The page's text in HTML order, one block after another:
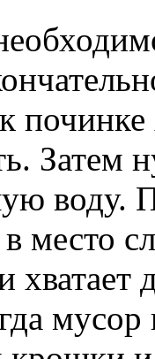
Затем
в место
хватает
мусор